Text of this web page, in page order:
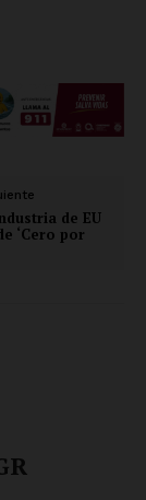
de EU
‘Cero por